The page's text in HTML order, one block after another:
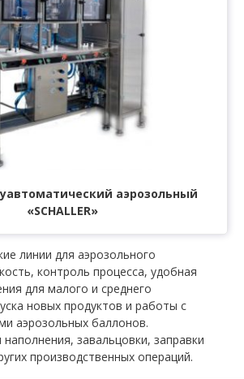
аэрозольный
«SCHALLER»
линии для аэрозольного
контроль процесса, удобная
для малого и среднего
новых продуктов и работы с
аэрозольных баллонов.
завальцовки, заправки
производственных операций.